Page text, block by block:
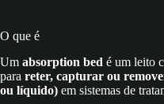
O que é
Um absorption bed é um leito
para reter, capturar ou
ou líquido) em sistemas de